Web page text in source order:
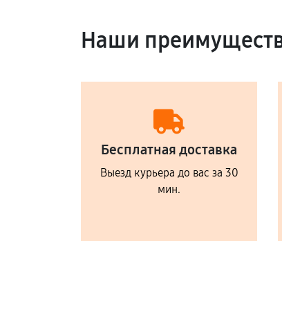
Наши
Бесплатная доставка
Выезд курьера до вас за 30
мин.